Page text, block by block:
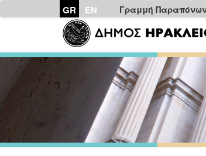
GR EN Γραμμή Παραπόνων